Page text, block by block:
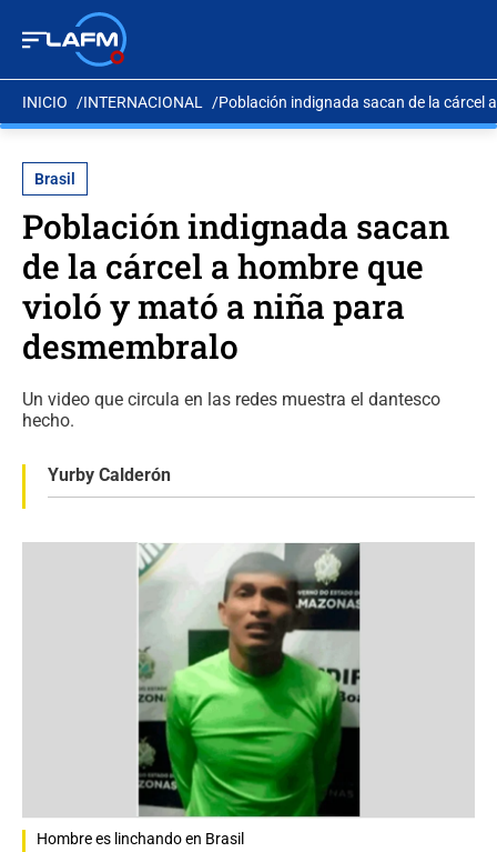
INICIO INTERNACIONAL Población indignada sacan de la cárcel
Brasil
Población indignada sacan
de la cárcel a hombre que
violó y mató a niña para
desmembralo
Un video que circula en las redes muestra el dantesco
hecho.
Yurby Calderón
Hombre es linchando en Brasil